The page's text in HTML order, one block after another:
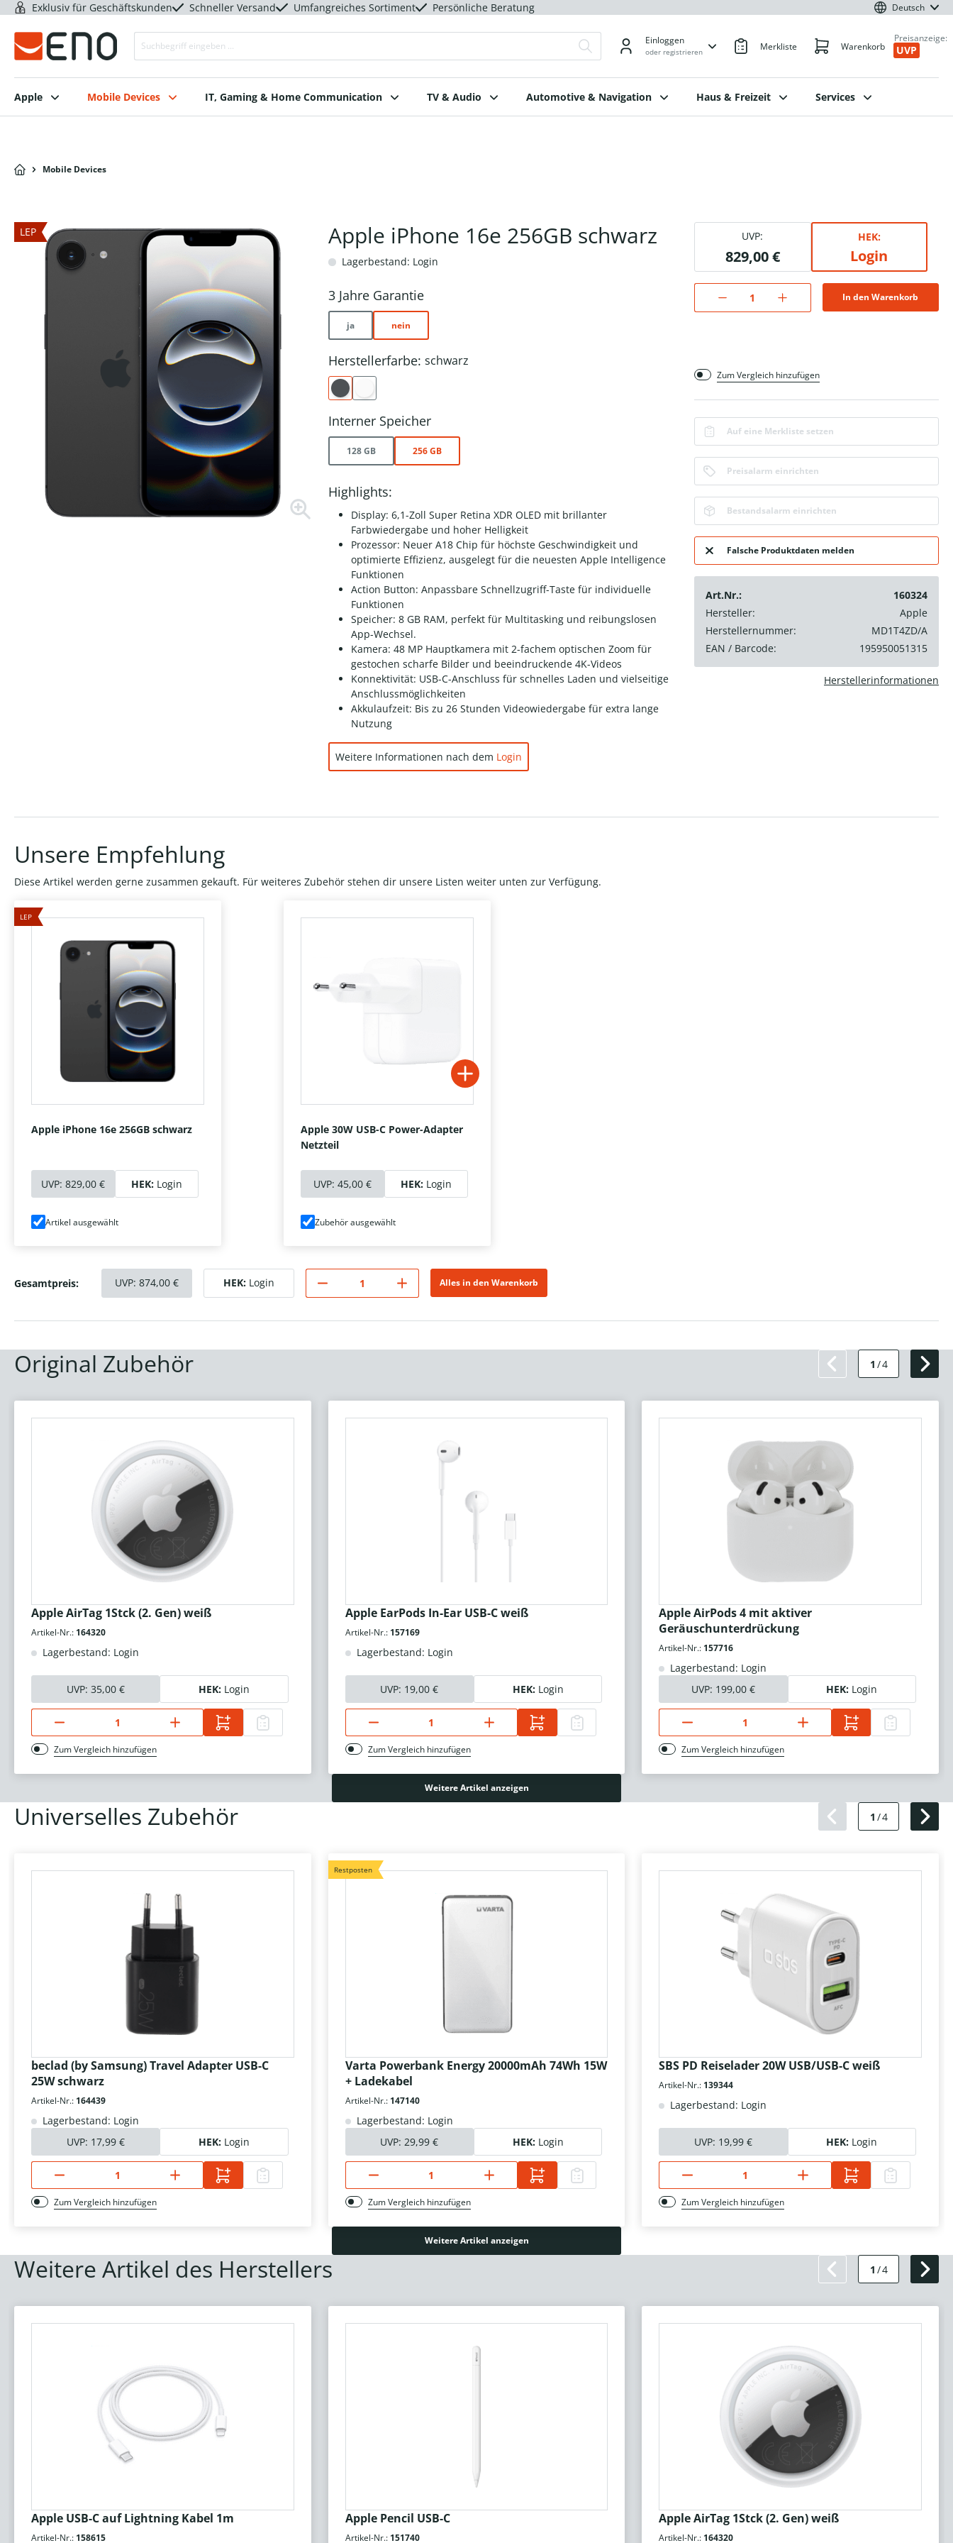
Exklusiv für Geschäftskunden Schneller Versand Umfangreiches Sortiment Persönliche Beratung Deutsch
Einloggen
oder registrieren Merkliste Warenkorb
Preisanzeige:
UVP
Apple Mobile Devices IT, Gaming & Home Communication TV & Audio Automotive & Navigation Haus & Freizeit Services
Mobile Devices
LEP Apple iPhone 16e 256GB schwarz
Lagerbestand: Login
3 Jahre Garantie
ja nein
Herstellerfarbe: schwarz
Interner Speicher
128 GB 256 GB
Highlights:
Display: 6,1-Zoll Super Retina XDR OLED mit brillanter
Farbwiedergabe und hoher Helligkeit
Prozessor: Neuer A18 Chip für höchste Geschwindigkeit und
optimierte Effizienz, ausgelegt für die neuesten Apple Intelligence
Funktionen
Action Button: Anpassbare Schnellzugriff-Taste für individuelle
Funktionen
Speicher: 8 GB RAM, perfekt für Multitasking und reibungslosen
App-Wechsel.
Kamera: 48 MP Hauptkamera mit 2-fachem optischen Zoom für
gestochen scharfe Bilder und beeindruckende 4K-Videos
Konnektivität: USB-C-Anschluss für schnelles Laden und vielseitige
Anschlussmöglichkeiten
Akkulaufzeit: Bis zu 26 Stunden Videowiedergabe für extra lange
Nutzung
Weitere Informationen nach dem Login
UVP:
829,00 €
HEK:
Login
In den Warenkorb
Zum Vergleich hinzufügen
Auf eine Merkliste setzen
Preisalarm einrichten
Bestandsalarm einrichten
Falsche Produktdaten melden
Art.Nr.:
160324
Hersteller:
Apple
Herstellernummer:
MD1T4ZD/A
EAN / Barcode:
195950051315
Herstellerinformationen
Unsere Empfehlung
Diese Artikel werden gerne zusammen gekauft. Für weiteres Zubehör stehen dir unsere Listen weiter unten zur Verfügung.
LEP
Apple iPhone 16e 256GB schwarz
UVP: 829,00 € HEK: Login
Artikel ausgewählt
Apple 30W USB-C Power-Adapter
Netzteil
UVP: 45,00 € HEK: Login
Zubehör ausgewählt
Gesamtpreis: UVP: 874,00 € HEK: Login Alles in den Warenkorb
Original Zubehör 1 /4
Apple AirTag 1Stck (2. Gen) weiß
Artikel-Nr.: 164320
Lagerbestand: Login
UVP: 35,00 € HEK: Login
Zum Vergleich hinzufügen
Apple EarPods In-Ear USB-C weiß
Artikel-Nr.: 157169
Lagerbestand: Login
UVP: 19,00 € HEK: Login
Zum Vergleich hinzufügen
Apple AirPods 4 mit aktiver
Geräuschunterdrückung
Artikel-Nr.: 157716
Lagerbestand: Login
UVP: 199,00 € HEK: Login
Zum Vergleich hinzufügen
Weitere Artikel anzeigen
Universelles Zubehör 1 /4
beclad (by Samsung) Travel Adapter USB-C
25W schwarz
Artikel-Nr.: 164439
Lagerbestand: Login
UVP: 17,99 € HEK: Login
Zum Vergleich hinzufügen
Restposten
Varta Powerbank Energy 20000mAh 74Wh 15W
+ Ladekabel
Artikel-Nr.: 147140
Lagerbestand: Login
UVP:29,99 € HEK: Login
Zum Vergleich hinzufügen
SBS PD Reiselader 20W USB/USB-C weiß
Artikel-Nr.: 139344
Lagerbestand: Login
UVP: 19,99 € HEK: Login
Zum Vergleich hinzufügen
Weitere Artikel anzeigen
Weitere Artikel des Herstellers 1 /4
Apple USB-C auf Lightning Kabel 1m
Artikel-Nr.: 158615
Apple Pencil USB-C
Artikel-Nr.: 151740
Apple AirTag 1Stck (2. Gen) weiß
Artikel-Nr.: 164320